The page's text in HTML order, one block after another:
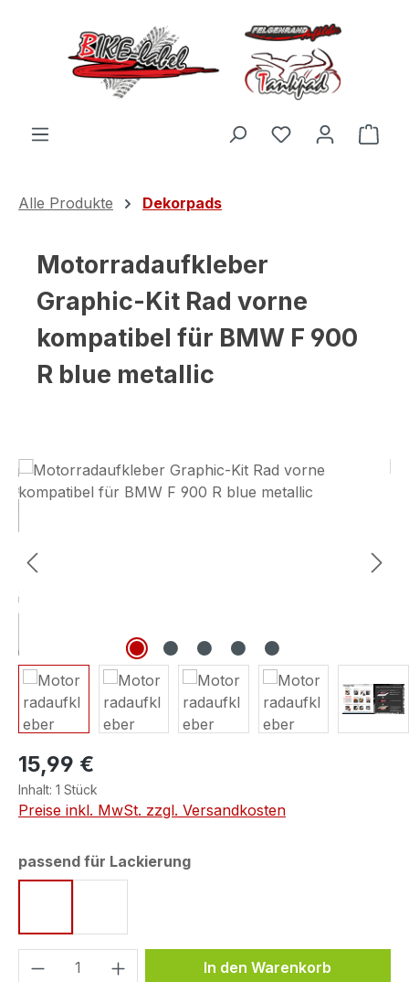
Zum Hauptinhalt springen
Du hast 0
Alle Produkte Dekorpads
Motorradaufkleber
Graphic-Kit Rad vorne
kompatibel für BMW F 900
R blue metallic
Bildergalerie überspringen
15,99 €
Inhalt: 1 Stück
Preise inkl. MwSt. zzgl. Versandkosten
passend für Lackierungauswählen
Produkt Anzahl: Gib denIn den Warenkorb